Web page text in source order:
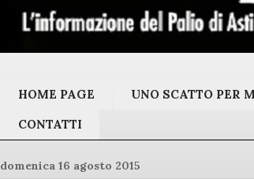
HOME PAGE UNO SCATTO
CONTATTI
domenica 16 agosto 2015